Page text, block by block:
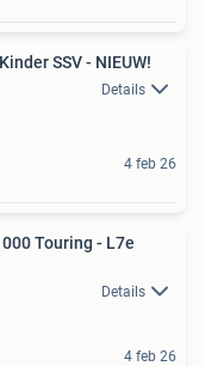
SSV - NIEUW!
Details
4 feb 26
Touring - L7e
Details
4 feb 26